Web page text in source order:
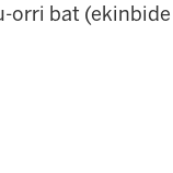
orri bat (ekinbide